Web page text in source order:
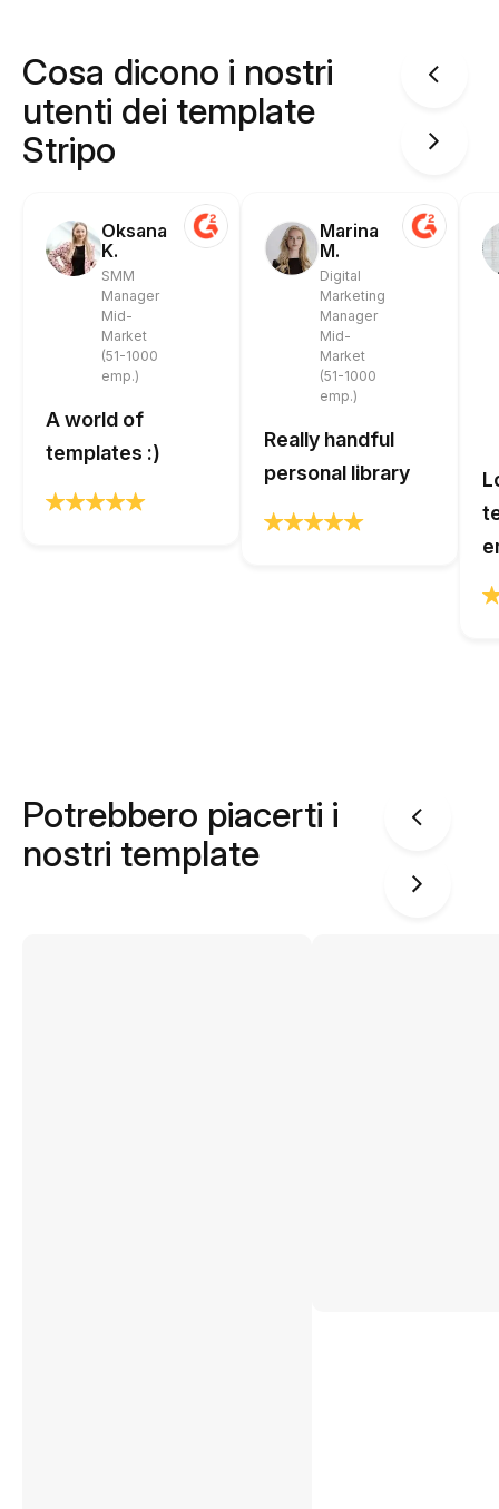
Cosa dicono i nostri
utenti dei template
Stripo
Oksana
K.
SMM
Manager
Mid-
Market
(51-1000
emp.)
A world of
templates :)
Marina
M.
Digital
Marketing
Manager
Mid-
Market
(51-1000
emp.)
Really handful
personal library
Potrebbero piacerti i
nostri template